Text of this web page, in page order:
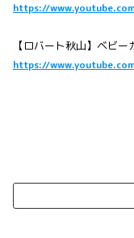
https://
【ロバート秋山】ベビ
https://